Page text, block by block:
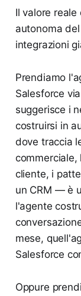
Il valore
autonoma
integrazioni
Prendiamo
Salesforce
suggerisce i
costruirsi in
dove traccia
commerciale,
cliente, i
un CRM — è
l'agente
mese,
Salesforce
Oppure